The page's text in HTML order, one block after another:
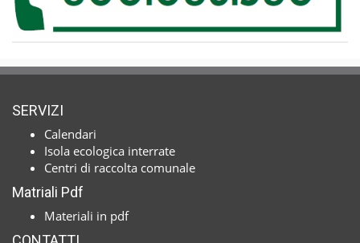
SERVIZI
Calendari
Isola ecologica interrate
Centri di raccolta comunale
Matriali Pdf
Materiali in pdf